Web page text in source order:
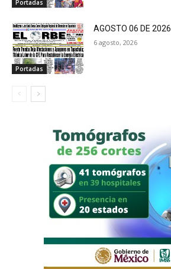
Portadas
Portadas
AGOSTO 06 DE 2026
6 agosto, 2026